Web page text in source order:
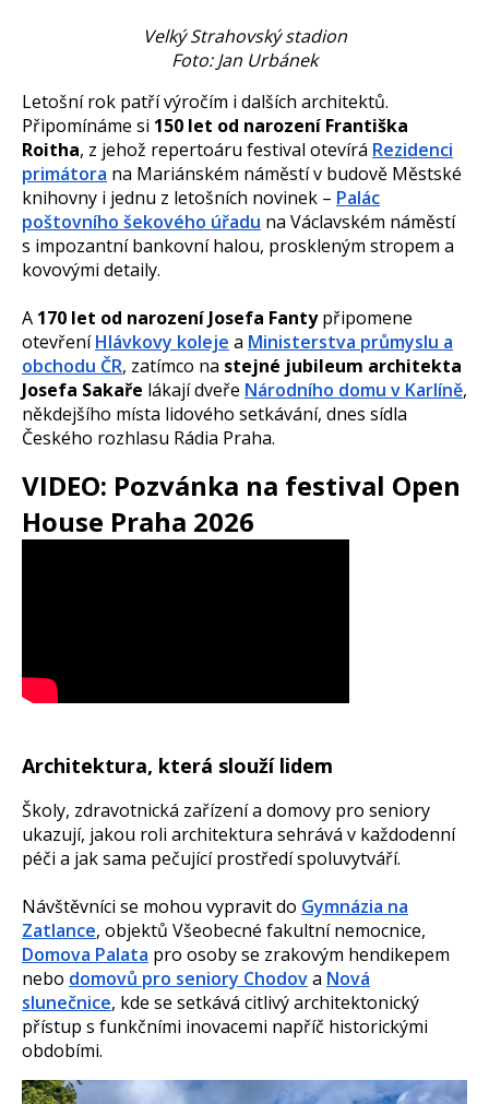
Velký Strahovský stadion
Foto: Jan Urbánek
Letošní rok patří výročím i dalších architektů.
Připomínáme si 150 let od narození Františka
Roitha, z jehož repertoáru festival otevírá Rezidenci
primátora na Mariánském náměstí v budově Městské
knihovny i jednu z letošních novinek – Palác
poštovního šekového úřadu na Václavském náměstí
s impozantní bankovní halou, proskleným stropem a
kovovými detaily.
A 170 let od narození Josefa Fantypřipomene
otevřeníHlávkovy koleje a Ministerstva průmyslu a
obchodu ČR, zatímco na stejné jubileum architekta
Josefa Sakaře lákají dveře Národního domu v Karlíně,
někdejšího místa lidového setkávání, dnes sídla
Českého rozhlasu Rádia Praha.
VIDEO: Pozvánka na festival Open
House Praha 2026
Architektura, která slouží lidem
Školy, zdravotnická zařízení a domovy pro seniory
ukazují, jakou roli architektura sehrává v každodenní
péči a jak sama pečující prostředí spoluvytváří.
Návštěvníci se mohou vypravit do Gymnázia na
Zatlance, objektů Všeobecné fakultní nemocnice,
Domova Palata pro osoby se zrakovým hendikepem
nebo domovů pro seniory Chodova Nová
slunečnice, kde se setkává citlivý architektonický
přístup s funkčními inovacemi napříč historickými
obdobími.